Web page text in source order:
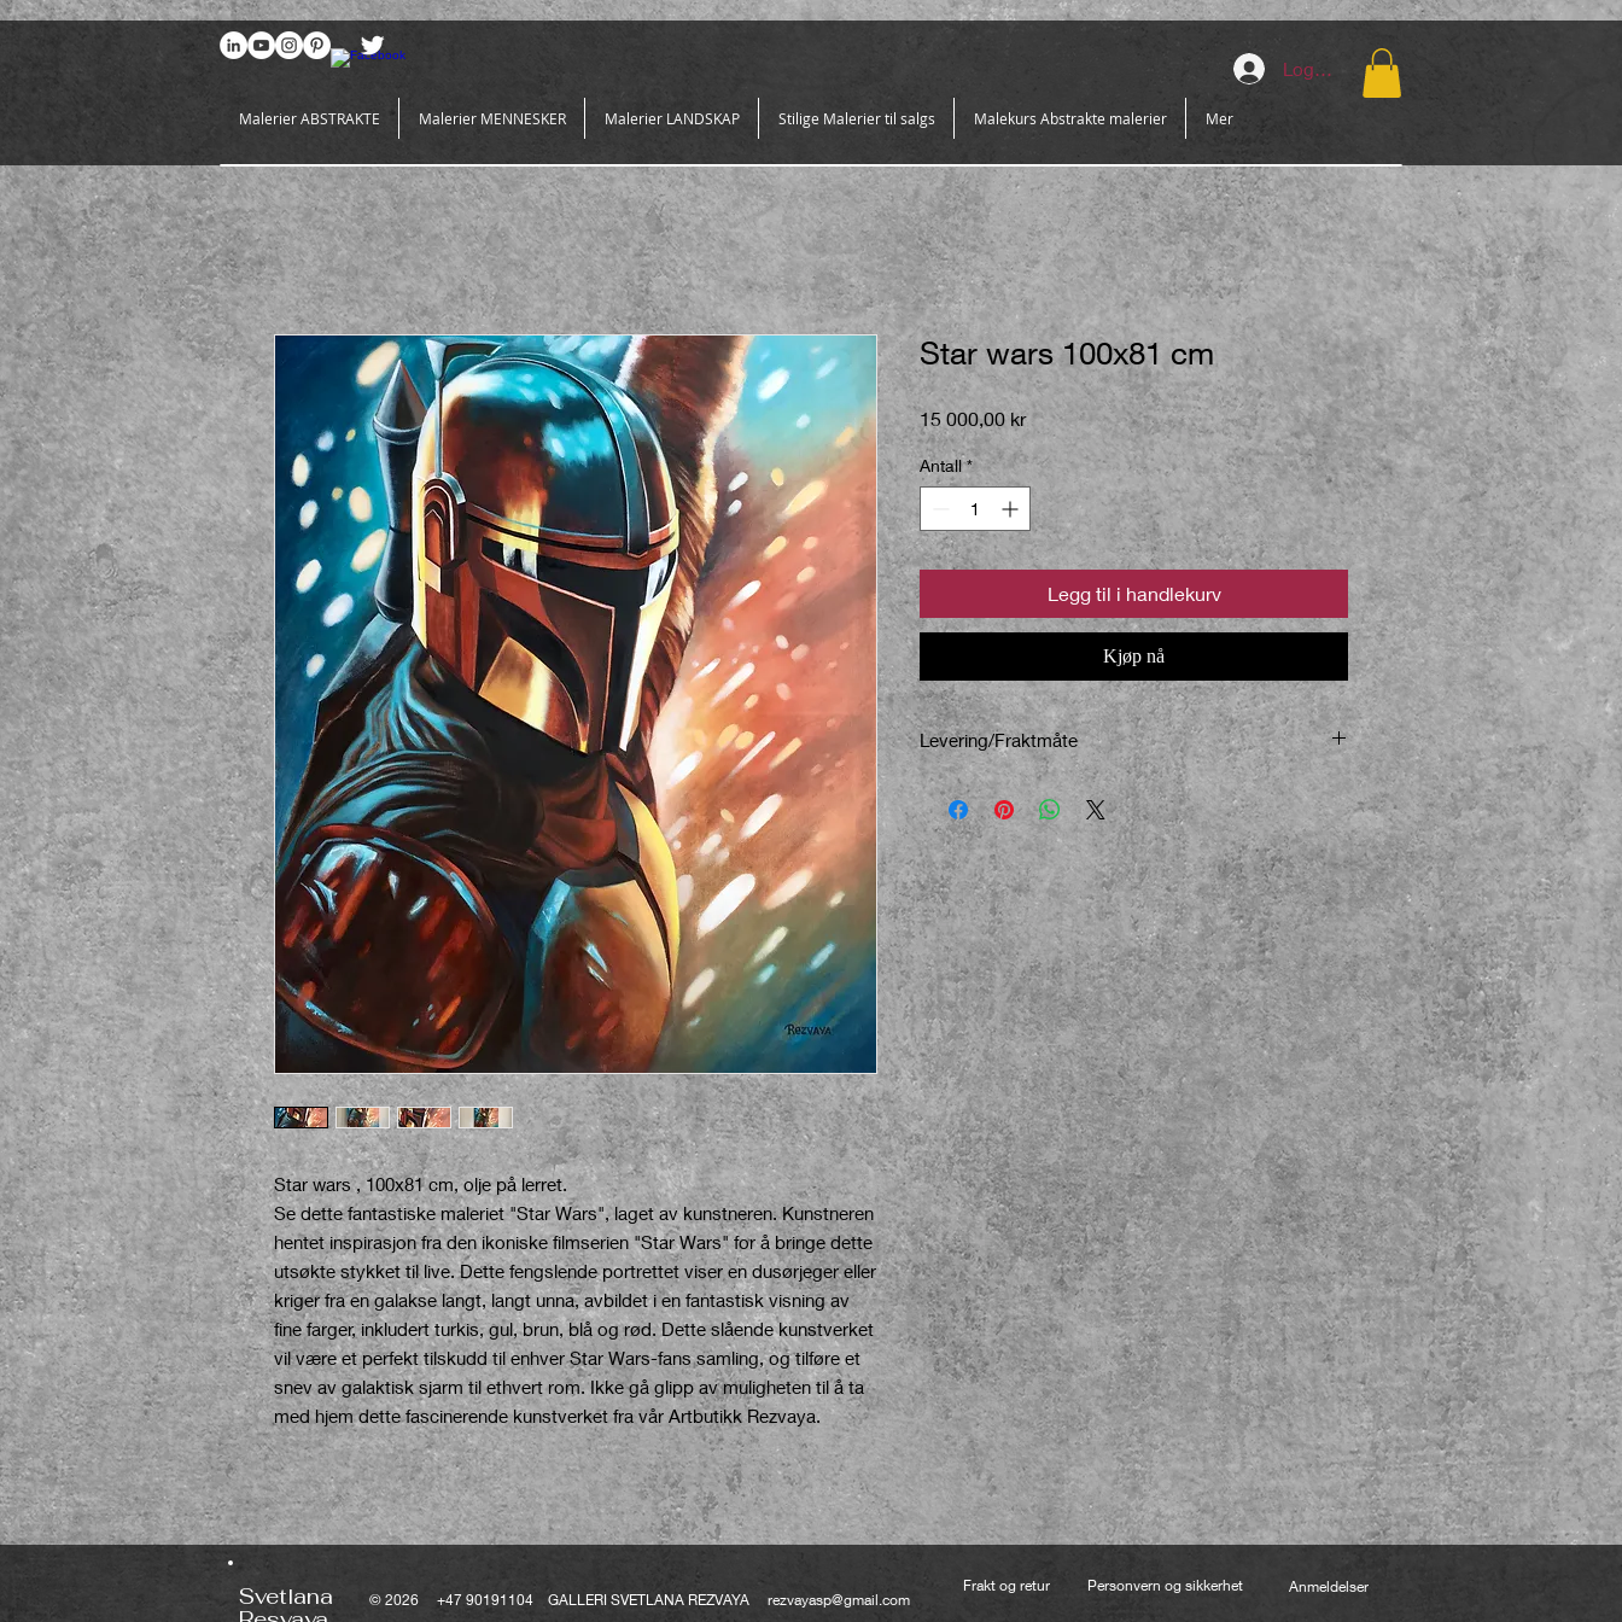
969086767648381
Logg inn
Malerier ABSTRAKTE Malerier MENNESKER Malerier LANDSKAP Stilige Malerier til salgs Malekurs Abstrakte malerier Mer
Star wars , 100x81 cm, olje på lerret.
Se dette fantastiske maleriet "Star Wars", laget av kunstneren. Kunstneren
hentet inspirasjon fra den ikoniske filmserien "Star Wars" for å bringe dette
utsøkte stykket til live. Dette fengslende portrettet viser en dusørjeger eller
kriger fra en galakse langt, langt unna, avbildet i en fantastisk visning av
fine farger, inkludert turkis, gul, brun, blå og rød. Dette slående kunstverket
vil være et perfekt tilskudd til enhver Star Wars-fans samling, og tilføre et
snev av galaktisk sjarm til ethvert rom. Ikke gå glipp av muligheten til å ta
med hjem dette fascinerende kunstverket fra vår Artbutikk Rezvaya.
Star wars 100x81 cm
15 000,00 krPris
Antall *
Legg til i handlekurv
Kjøp nå
Levering/Fraktmåte
1)Maleri pakkes godt og sendes til din nærbutikk med
Posten-avdeling. Bestillinger vil normalt sendes i løpet
av 1-2 dager. Normalt beregnes det 3-7 dagers
leveringstid etter at pakken er innhentet av Posten.no,
men kan variere avhengig av bestillingens størrelse og
leveringsadresse. Nettbutikk
www.SvetlanaReazvaya.art har ingen
forsendelsesomkostninger over hele Norge, og vi
betaler porto og emballasje. Ved å sende pakke til
utlandet fakturerer vi frakt/porto, som vil bli lagt til når
du går til kassen. 2) Bildet kan også hentes hos
kunstneren i Oslo, ta kontakt: rezvayasp@gmail.com
Svetlana
© 2026 +47 90191104 GALLERI SVETLANA REZVAYA rezvayasp@gmail.com
Frakt og retur Personvern og sikkerhet Anmeldelser